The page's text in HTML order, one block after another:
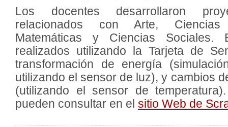
Los docentes desarrollaron
relacionados con Arte, Ciencias
Matemáticas y Ciencias Sociales.
realizados utilizando la Tarjeta de
transformación de energía
utilizando el sensor de luz), y cambios
(utilizando el sensor de
pueden consultar en el sitio Web de